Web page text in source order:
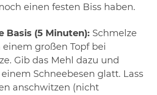
einen festen Biss haben.
Basis (5 Minuten): Schmelze
großen Topf bei
Gib das Mehl dazu und
Schneebesen glatt. Lass
anschwitzen (nicht